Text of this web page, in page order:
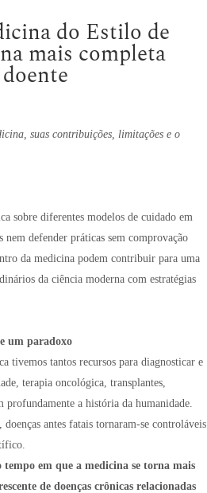
do Estilo de
mais completa
suas contribuições, limitações e o
sobre diferentes modelos de cuidado em
nem defender práticas sem comprovação
da medicina podem contribuir para uma
da ciência moderna com estratégias
um paradoxo
tivemos tantos recursos para diagnosticar e
terapia oncológica, transplantes,
a história da humanidade.
antes fatais tornaram-se controláveis
tempo em que a medicina se torna mais
de doenças crônicas relacionadas